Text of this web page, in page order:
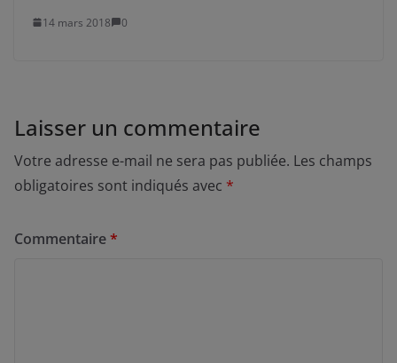
14 mars 2018 0
Laisser un commentaire
Votre adresse e-mail ne sera pas publiée. Les champs
obligatoires sont indiqués avec *
Commentaire*